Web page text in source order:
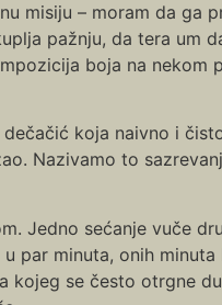
misiju – moram da ga
pažnju, da tera um
boja na nekom
koja naivno i
Nazivamo to
Jedno sećanje vuče
par minuta, onih minuta
kojeg se često otrgne